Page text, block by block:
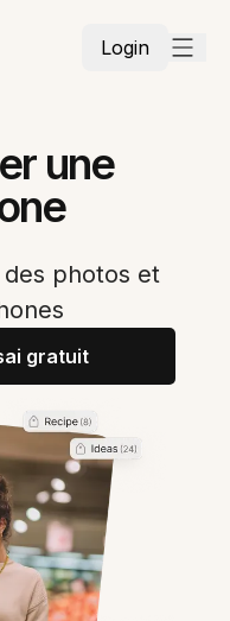
Login
une
photos et
gratuit